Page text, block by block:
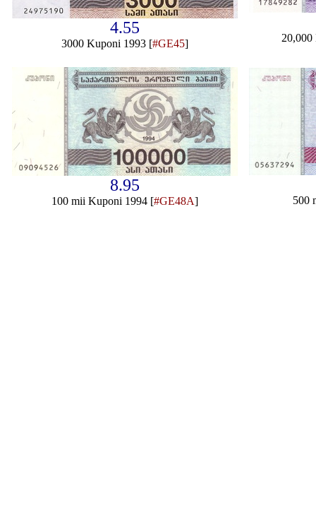
4.55
3000 Kuponi 1993 [#GE45]
8.95
100 mii Kuponi 1994 [#GE48A] 500